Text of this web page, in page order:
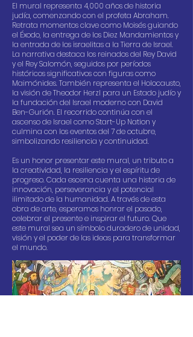
El mural representa 4,000 años de historia
judía, comenzando con el profeta Abraham.
Retrata momentos clave como Moisés guiando
el Éxodo, la entrega de los Diez Mandamientos y
la entrada de los israelitas a la Tierra de Israel.
La narrativa destaca los reinados del Rey David
y el Rey Salomón, seguidos por períodos
históricos significativos con figuras como
Maimónides. También representa el Holocausto,
la visión de Theodor Herzl para un Estado judío y
la fundación del Israel moderno con David
Ben-Gurión. El recorrido continúa con el
ascenso de Israel como Start-Up Nation y
culmina con los eventos del 7 de octubre,
simbolizando resiliencia y continuidad.
Es un honor presentar este mural, un tributo a
la creatividad, la resiliencia y el espíritu de
progreso. Cada escena cuenta una historia de
innovación, perseverancia y el potencial
ilimitado de la humanidad. A través de esta
obra de arte, esperamos honrar el pasado,
celebrar el presente e inspirar el futuro. Que
este mural sea un símbolo duradero de unidad,
visión y el poder de las ideas para transformar
el mundo.